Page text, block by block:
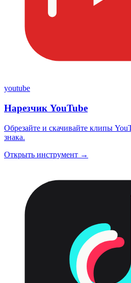
youtube
Нарезчик YouTube
Обрезайте и скачивайте клипы
знака.
Открыть инструмент →